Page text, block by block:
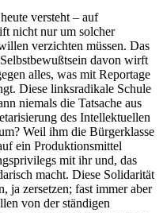
versteht – auf
nicht nur um solcher
verzichten müssen. Das
davon wirft
alles, was mit Reportage
Diese linksradikale Schule
niemals die Tatsache aus
des Intellektuellen
Weil ihm die Bürgerklasse
ein Produktionsmittel
mit ihr und, das
macht. Diese Solidarität
ja zersetzen; fast immer aber
von der ständigen